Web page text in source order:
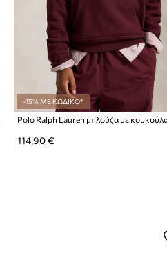
-15% ΜΕ ΚΩΔΙΚΟ*
114,90 €